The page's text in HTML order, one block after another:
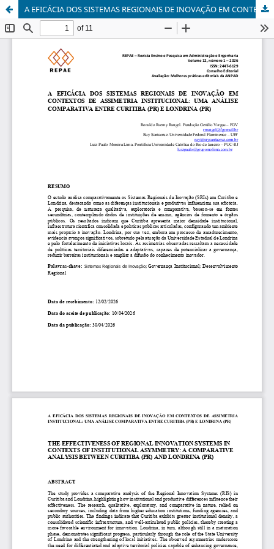
A EFICÁCIA DOS SISTEMAS REGIONAIS DE INOVAÇÃO EM CONTEXTOS DE ASSIMETRIA INSTITUCIONAL